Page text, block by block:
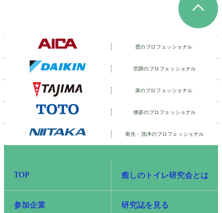
壁のプロフェッショナル
空調のプロフェッショナル
床のプロフェッショナル
便器のプロフェッショナル
衛生・洗浄のプロフェッショナル
TOP 癒しのトイレ研究会とは
参加企業 研究誌を見る